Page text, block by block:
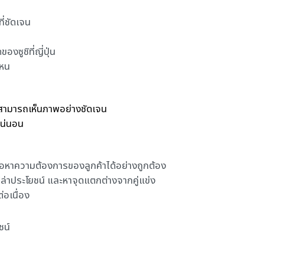
ชัดเจน
ของซูชิที่ญี่ปุ่น
น
มารถเห็นภาพอย่างชัดเจน
นอน
าความต้องการของลูกค้าได้อย่างถูกต้อง
าประโยชน์ และหาจุดแตกต่างจากคู่แข่ง
อเนื่อง
น์